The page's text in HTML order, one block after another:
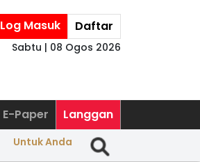
Log Masuk Daftar
Sabtu | 08 Ogos 2026
E-Paper Langgan
Untuk Anda